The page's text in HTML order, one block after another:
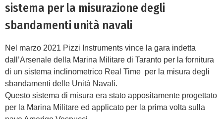
sistema per la misurazione degli
sbandamenti unità navali
Nel marzo 2021 Pizzi Instruments vince la gara indetta
dall’Arsenale della Marina Militare di Taranto per la fornitura
di un sistema inclinometrico Real Time per la misura degli
sbandamenti delle Unità Navali.
Questo sistema di misura era stato appositamente progettato
per la Marina Militare ed applicato per la prima volta sulla